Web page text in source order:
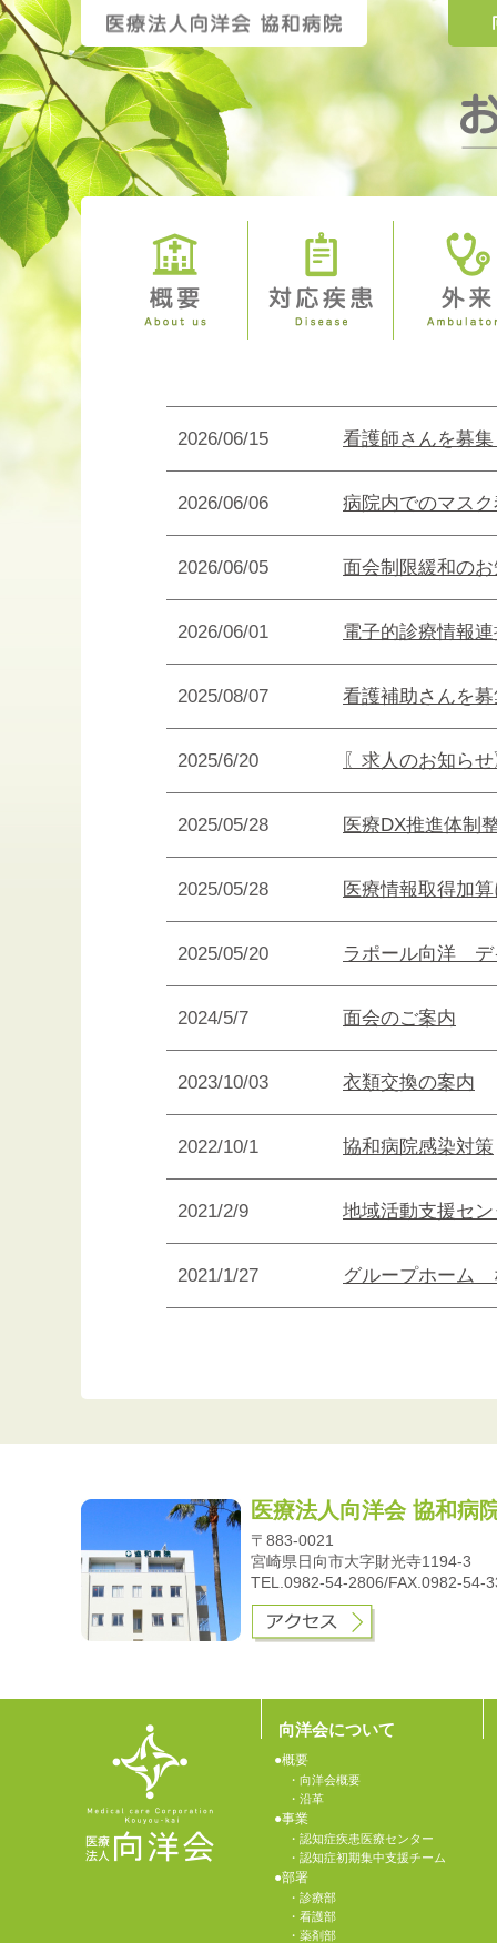
2026/06/15 看護師さんを募
2026/06/06 病院内でのマス
2026/06/05 面会制限緩和の
2026/06/01 電子的診療情報
2025/08/07 看護補助さんを
2025/6/20 〖求人のお知ら
2025/05/28 医療DX推進体制
2025/05/28 医療情報取得加
2025/05/20 ラポール向洋
2024/5/7 面会のご案内
2023/10/03 衣類交換の案内
2022/10/1 協和病院感染対策
2021/2/9 地域活動支援セ
2021/1/27 グループホーム
医療法人向洋会 協和病
〒883-0021
宮崎県日向市大字財光寺1194-3
TEL.0982-54-2806/FAX.0982-54-
向洋会について
概要
向洋会概要
沿革
事業
認知症疾患医療センター
認知症初期集中支援チーム
部署
診療部
看護部
薬剤部